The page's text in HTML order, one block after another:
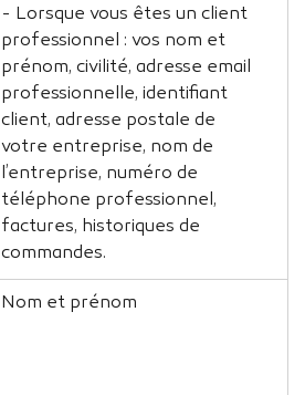
- Lorsque vous êtes un client
professionnel : vos nom et
prénom, civilité, adresse email
professionnelle, identifiant
client, adresse postale de
votre entreprise, nom de
l’entreprise, numéro de
téléphone professionnel,
factures, historiques de
commandes.
Nom et prénom